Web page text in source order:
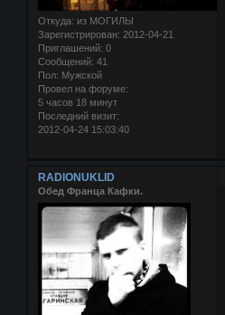
Откуда: из МОГИЛЫ
Зарегистрирован: 2012-04-21
Приглашений: 0
Сообщений: 41
Пол: Мужской
Провел на форуме:
5 часов 18 минут
Последний визит:
2012-04-24 15:03:40
RADIONUKLID
Обед Франца Кафки.